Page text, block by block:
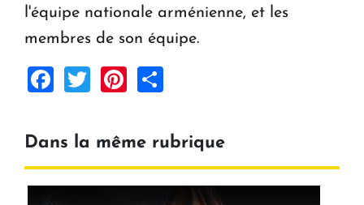
l'équipe nationale arménienne, et les
membres de son équipe.
Facebook
TwitterPinterest
Dans la même rubrique